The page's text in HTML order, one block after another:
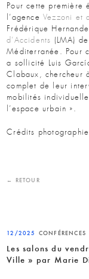
Pour cette
l’agenceVezzoni et
Frédérique
d’Accidents (LMA)
Méditerranée. Pour
a sollicité Luis
Clabaux, chercheur
complet de leur
mobilités
l’espace urbain ».
Crédits
← RETOUR
12/2025 CONFÉRENCES
Les salons du
Ville » par Marie